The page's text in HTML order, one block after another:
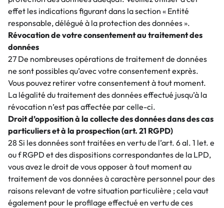
effet les indications figurant dans la section « Entité
responsable, délégué à la protection des données ».
Révocation de votre consentement au traitement des
données
27 De nombreuses opérations de traitement de données
ne sont possibles qu’avec votre consentement exprès.
Vous pouvez retirer votre consentement à tout moment.
La légalité du traitement des données effectué jusqu’à la
révocation n’est pas affectée par celle-ci.
Droit d’opposition à la collecte des données dans des cas
particuliers et à la prospection (art. 21 RGPD)
28 Si les données sont traitées en vertu de l’art. 6 al. 1 let. e
ou f RGPD et des dispositions correspondantes de la LPD,
vous avez le droit de vous opposer à tout moment au
traitement de vos données à caractère personnel pour des
raisons relevant de votre situation particulière ; cela vaut
également pour le profilage effectué en vertu de ces